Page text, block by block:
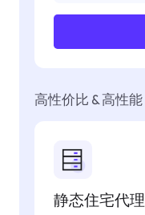
高性价比 & 高性能
静态住宅代理